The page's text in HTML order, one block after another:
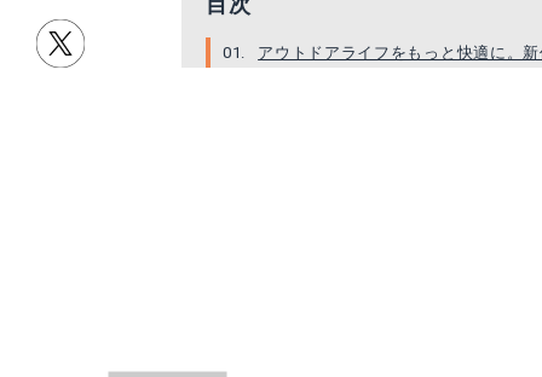
アウトドアライフをもっと快適に。
アウトドアライフをも
ドイツのアウトドアブランド・